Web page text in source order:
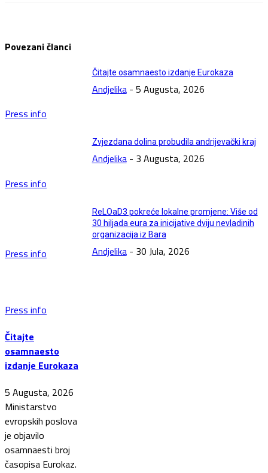
Povezani članci
Press info
Čitajte osamnaesto izdanje Eurokaza
Andjelika - 5 Augusta, 2026
Press info
Zvjezdana dolina probudila andrijevački kraj
Andjelika - 3 Augusta, 2026
Press info
ReLOaD3 pokreće lokalne promjene: Više od
30 hiljada eura za inicijative dviju nevladinih
organizacija iz Bara
Andjelika - 30 Jula, 2026
Press info
Čitajte
osamnaesto
izdanje Eurokaza
5 Augusta, 2026
Ministarstvo
evropskih poslova
je objavilo
osamnaesti broj
časopisa Eurokaz.